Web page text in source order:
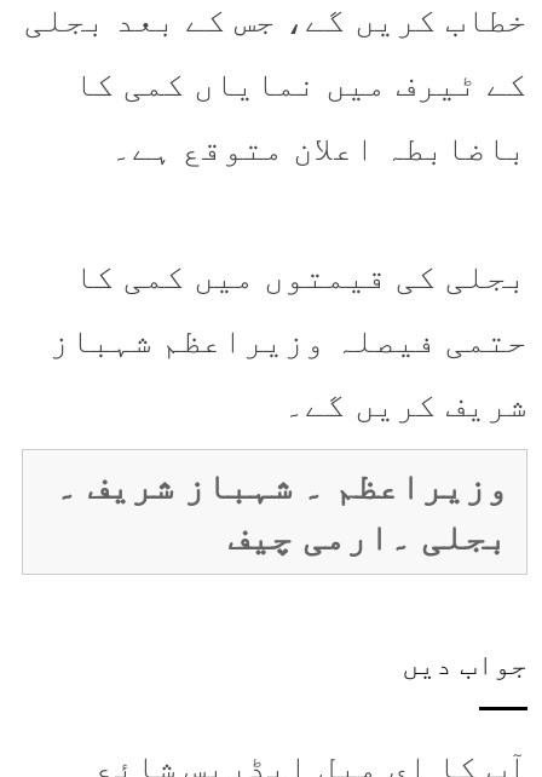
خطاب کریں گے، جس کے بعد بجلی
کے ٹیرف میں نمایاں کمی کا
باضابطہ اعلان متوقع ہے۔
بجلی کی قیمتوں میں کمی کا
حتمی فیصلہ وزیراعظم شہباز
شریف کریں گے۔
وزیراعظم ۔ شہباز شریف ۔
بجلی ۔ارمی چیف
جواب دیں
آپ کا ای میل ایڈریس شائع